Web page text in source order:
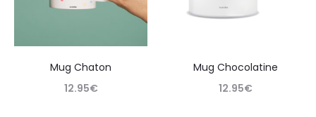
Mug Chaton
12.95€
Mug Chocolatine
12.95€